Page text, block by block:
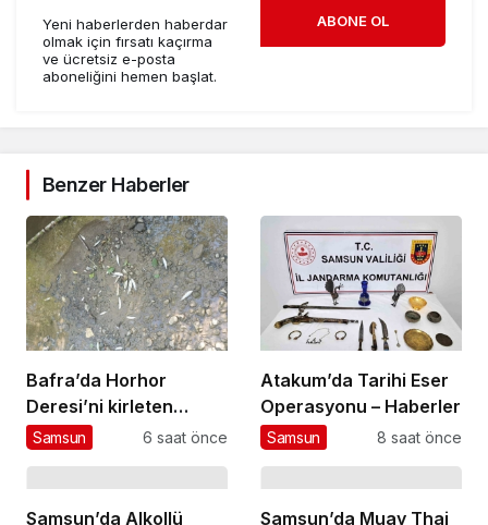
Yeni haberlerden haberdar
olmak için fırsatı kaçırma
ve ücretsiz e-posta
aboneliğini hemen başlat.
ABONE OL
Benzer Haberler
Bafra’da Horhor
Deresi’ni kirleten
işletmeye 839 bin TL
Samsun 6 saat önce
Atakum’da Tarihi Eser
Operasyonu – Haberler
Samsun 8 saat önce
Samsun’da Alkollü
Samsun’da Muay Thai